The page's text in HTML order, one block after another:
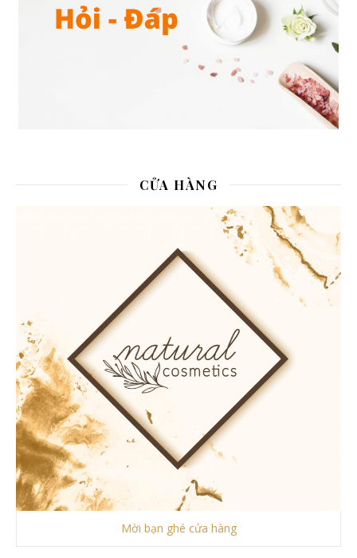
CỬA HÀNG
Mời bạn ghé cửa hàng